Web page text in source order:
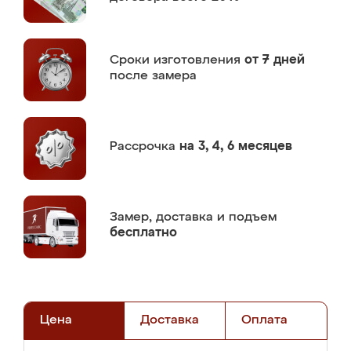
Сроки изготовления от 7 дней
после замера
Рассрочка на 3, 4, 6 месяцев
Замер, доставка и подъем
бесплатно
Цена Доставка Оплата